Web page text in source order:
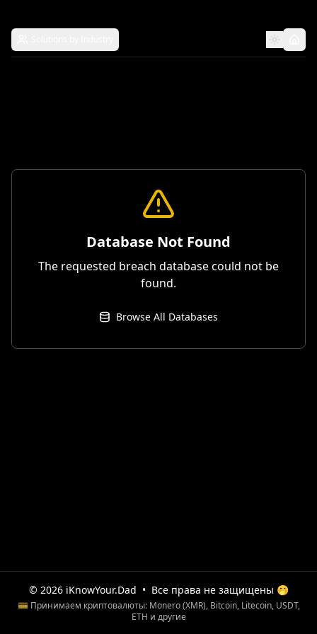
Database Not Found
The requested breach database could not be
found.
Browse All Databases
© 2026 iKnowYour.Dad • Все права не защищены 🤭
💳 Принимаем криптовалюты: Monero (XMR), Bitcoin, Litecoin, USDT,
ETH и другие